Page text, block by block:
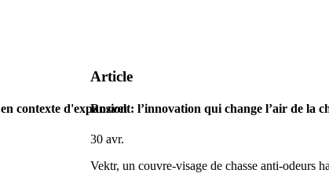
contexte d'expansion
Article
Rozvelt: l’innovation qui change l’air de la
30 avr.
Vektr, un couvre-visage de chasse anti-odeurs